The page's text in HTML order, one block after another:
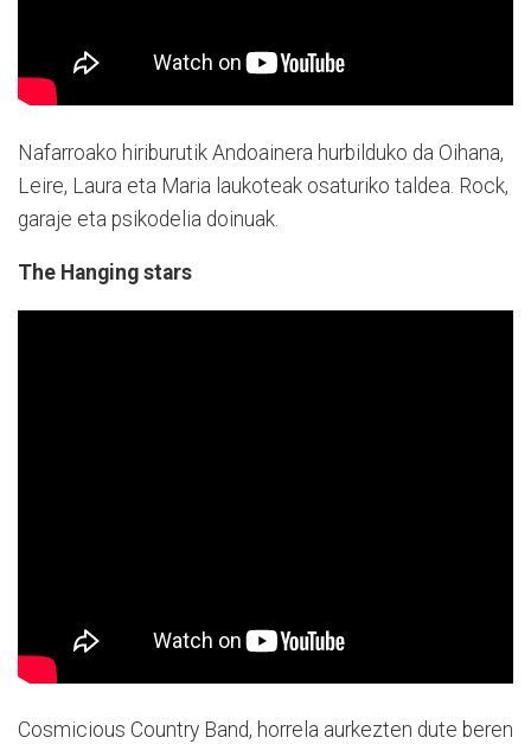
Nafarroako hiriburutik Andoainera hurbilduko da Oihana,
Leire, Laura eta Maria laukoteak osaturiko taldea. Rock,
garaje eta psikodelia doinuak.
The Hanging stars
Cosmicious Country Band, horrela aurkezten dute beren